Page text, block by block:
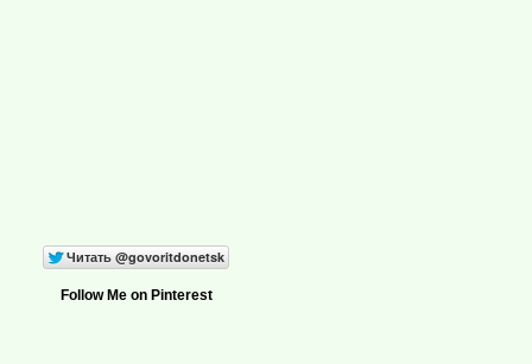
Follow Me on Pinterest